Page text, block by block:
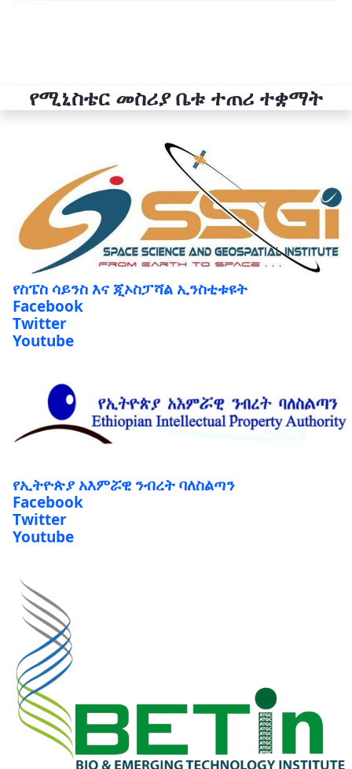
የስፔስ ሳይንስ እና ጂኦስፓሻል ኢንስቲቱዩት
Facebook
Twitter
Youtube
Facebook
Twitter
Youtube